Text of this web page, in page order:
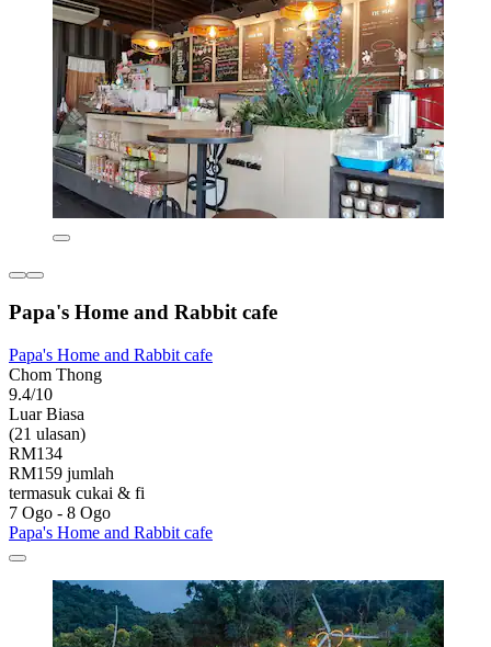
Papa's Home and Rabbit cafe
Papa's Home and Rabbit cafe
Chom Thong
9.4/10
Luar Biasa
(21 ulasan)
RM134
RM159 jumlah
termasuk cukai & fi
7 Ogo - 8 Ogo
Papa's Home and Rabbit cafe